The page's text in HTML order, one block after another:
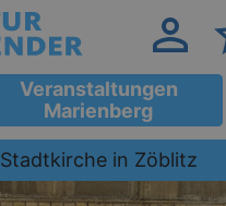
Veranstaltungen
Marienberg
Stadtkirche in Zöblitz